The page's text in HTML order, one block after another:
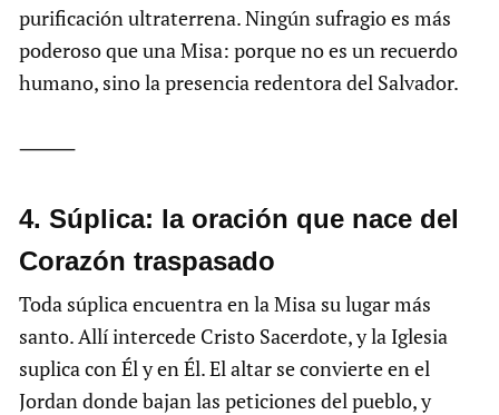
purificación ultraterrena. Ningún sufragio es más
poderoso que una Misa: porque no es un recuerdo
humano, sino la presencia redentora del Salvador.
⸻
4.⁠ ⁠Súplica: la oración que nace del
Corazón traspasado
Toda súplica encuentra en la Misa su lugar más
santo. Allí intercede Cristo Sacerdote, y la Iglesia
suplica con Él y en Él. El altar se convierte en el
Jordan donde bajan las peticiones del pueblo, y